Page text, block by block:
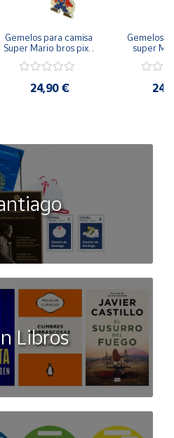
Gemelos para camisa
Super Mario bros pixel
24,90 €
Gemelos
super
Libros